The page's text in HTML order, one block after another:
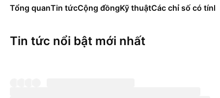
Tổng quanTin tứcCộng đồngKỹ thuậtCác chỉ số có
Tin tức nổi bật mới nhất